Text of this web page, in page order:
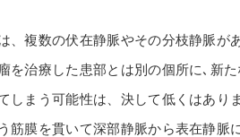
、複数の伏在静脈やその分枝静脈が
を治療した患部とは別の個所に､新
しまう可能性は、決して低くはあり
筋膜を貫いて深部静脈から表在静脈